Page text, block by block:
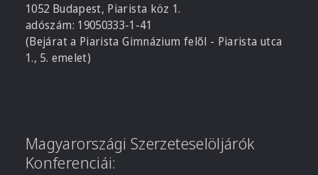
1052 Budapest, Piarista köz 1.
adószám: 19050333-1-41
(Bejárat a Piarista Gimnázium felől - Piarista utca
1., 5. emelet)
Magyarországi Szerzeteselöljárók
Konferenciái: